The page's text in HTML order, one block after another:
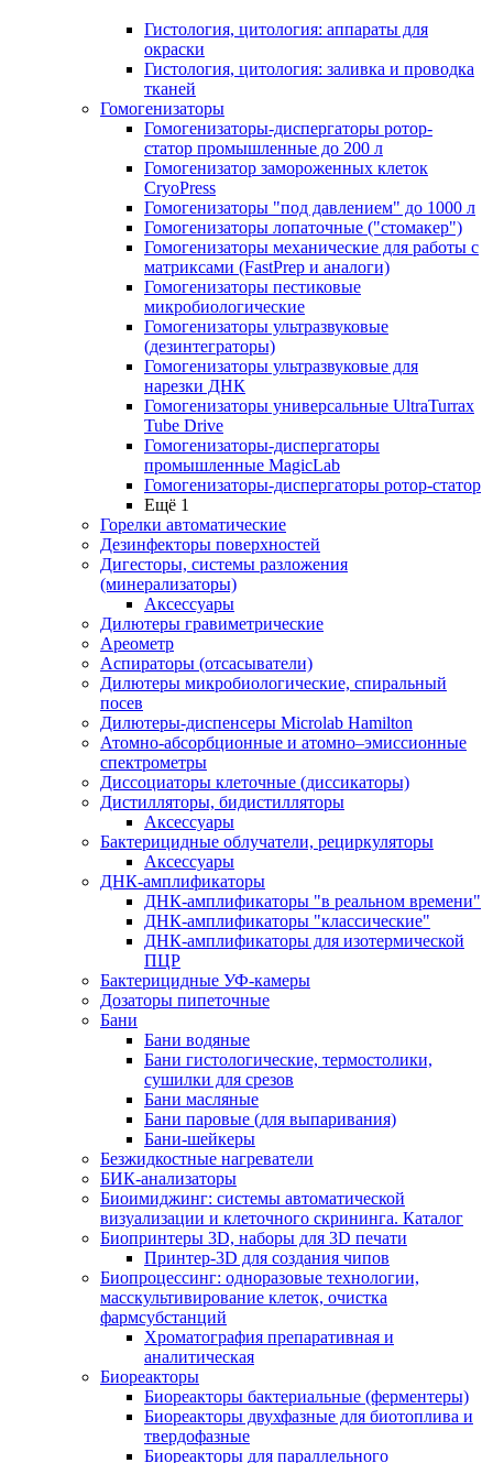
Гистология, цитология: аппараты для
окраски
Гистология, цитология: заливка и проводка
тканей
Гомогенизаторы
Гомогенизаторы-диспергаторы ротор-
статор промышленные до 200 л
Гомогенизатор замороженных клеток
CryoPress
Гомогенизаторы "под давлением" до 1000 л
Гомогенизаторы лопаточные ("стомакер")
Гомогенизаторы механические для работы с
матриксами (FastPrep и аналоги)
Гомогенизаторы пестиковые
микробиологические
Гомогенизаторы ультразвуковые
(дезинтеграторы)
Гомогенизаторы ультразвуковые для
нарезки ДНК
Гомогенизаторы универсальные UltraTurrax
Tube Drive
Гомогенизаторы-диспергаторы
промышленные MagicLab
Гомогенизаторы-диспергаторы ротор-статор
Ещё 1
Горелки автоматические
Дезинфекторы поверхностей
Дигесторы, системы разложения
(минерализаторы)
Аксессуары
Дилютеры гравиметрические
Ареометр
Аспираторы (отсасыватели)
Дилютеры микробиологические, спиральный
посев
Дилютеры-диспенсеры Microlab Hamilton
Атомно-абсорбционные и атомно–эмиссионные
спектрометры
Диссоциаторы клеточные (диссикаторы)
Дистилляторы, бидистилляторы
Аксессуары
Бактерицидные облучатели, рециркуляторы
Аксессуары
ДНК-амплификаторы
ДНК-амплификаторы "в реальном времени"
ДНК-амплификаторы "классические"
ДНК-амплификаторы для изотермической
ПЦР
Бактерицидные УФ-камеры
Дозаторы пипеточные
Бани
Бани водяные
Бани гистологические, термостолики,
сушилки для срезов
Бани масляные
Бани паровые (для выпаривания)
Бани-шейкеры
Безжидкостные нагреватели
БИК-анализаторы
Биоимиджинг: системы автоматической
визуализации и клеточного скрининга. Каталог
Биопринтеры 3D, наборы для 3D печати
Принтер-3D для создания чипов
Биопроцессинг: одноразовые технологии,
масскультивирование клеток, очистка
фармсубстанций
Хроматография препаративная и
аналитическая
Биореакторы
Биореакторы бактериальные (ферментеры)
Биореакторы двухфазные для биотоплива и
твердофазные
Биореакторы для параллельного